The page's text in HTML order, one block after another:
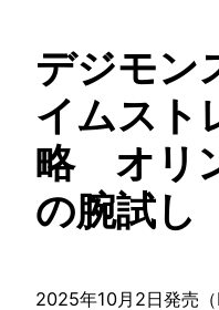
デジモン
イムスト
略 オリ
の腕試し
2025年10月2日発売